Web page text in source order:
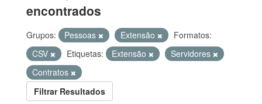
encontrados
Grupos: Pessoas Extensão
Formatos:
CSV
Etiquetas: Extensão
Servidores
Contratos
Filtrar Resultados